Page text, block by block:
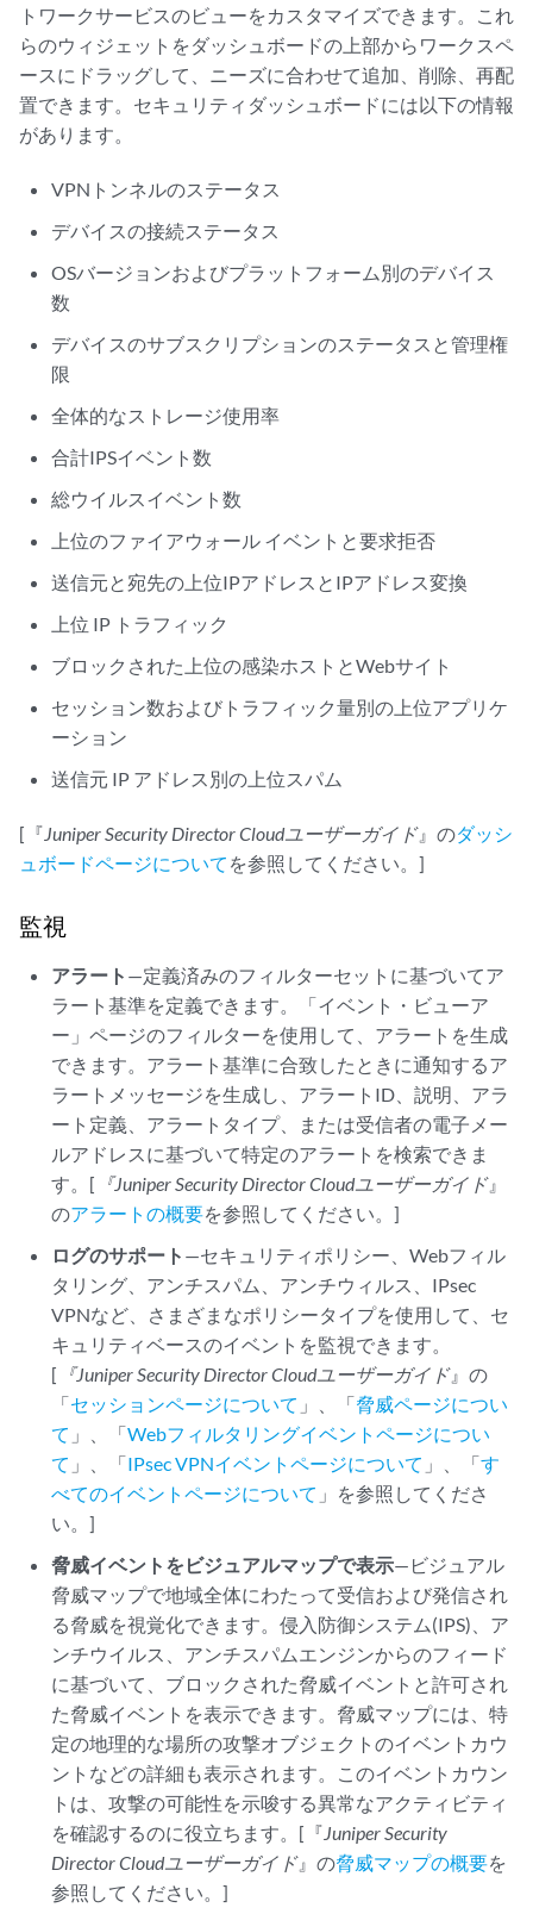
トワークサービスのビューをカスタマイズできます。これ
らのウィジェットをダッシュボードの上部からワークスペ
ースにドラッグして、ニーズに合わせて追加、削除、再配
置できます。セキュリティダッシュボードには以下の情報
があります。
VPNトンネルのステータス
デバイスの接続ステータス
OSバージョンおよびプラットフォーム別のデバイス
数
デバイスのサブスクリプションのステータスと管理権
限
全体的なストレージ使用率
合計IPSイベント数
総ウイルスイベント数
上位のファイアウォール イベントと要求拒否
送信元と宛先の上位IPアドレスとIPアドレス変換
上位 IP トラフィック
ブロックされた上位の感染ホストとWebサイト
セッション数およびトラフィック量別の上位アプリケ
ーション
送信元 IP アドレス別の上位スパム
[『Juniper Security Director Cloudユーザーガイド』のダッシ
ュボードページについて を参照してください。]
監視
アラート —定義済みのフィルターセットに基づいてア
ラート基準を定義できます。「イベント・ビューア
ー」ページのフィルターを使用して、アラートを生成
できます。アラート基準に合致したときに通知するア
ラートメッセージを生成し、アラートID、説明、アラ
ート定義、アラートタイプ、または受信者の電子メー
ルアドレスに基づいて特定のアラートを検索できま
す。[ 『Juniper Security Director Cloudユーザーガイド』
のアラートの概要を参照してください。]
ログのサポート —セキュリティポリシー、Webフィル
タリング、アンチスパム、アンチウィルス、IPsec
VPNなど、さまざまなポリシータイプを使用して、セ
キュリティベースのイベントを監視できます。
[ 『Juniper Security Director Cloudユーザーガイド』の
「セッションページについて 」、「脅威ページについ
て 」、「Webフィルタリングイベントページについ
て 」、「IPsec VPNイベントページについて 」、「す
べてのイベントページについて 」を参照してくださ
い。]
脅威イベントをビジュアルマップで表示—ビジュアル
脅威マップで地域全体にわたって受信および発信され
る脅威を視覚化できます。侵入防御システム(IPS)、ア
ンチウイルス、アンチスパムエンジンからのフィード
に基づいて、ブロックされた脅威イベントと許可され
た脅威イベントを表示できます。脅威マップには、特
定の地理的な場所の攻撃オブジェクトのイベントカウ
ントなどの詳細も表示されます。このイベントカウン
トは、攻撃の可能性を示唆する異常なアクティビティ
を確認するのに役立ちます。[『Juniper Security
Director Cloudユーザーガイド』の脅威マップの概要を
参照してください。]